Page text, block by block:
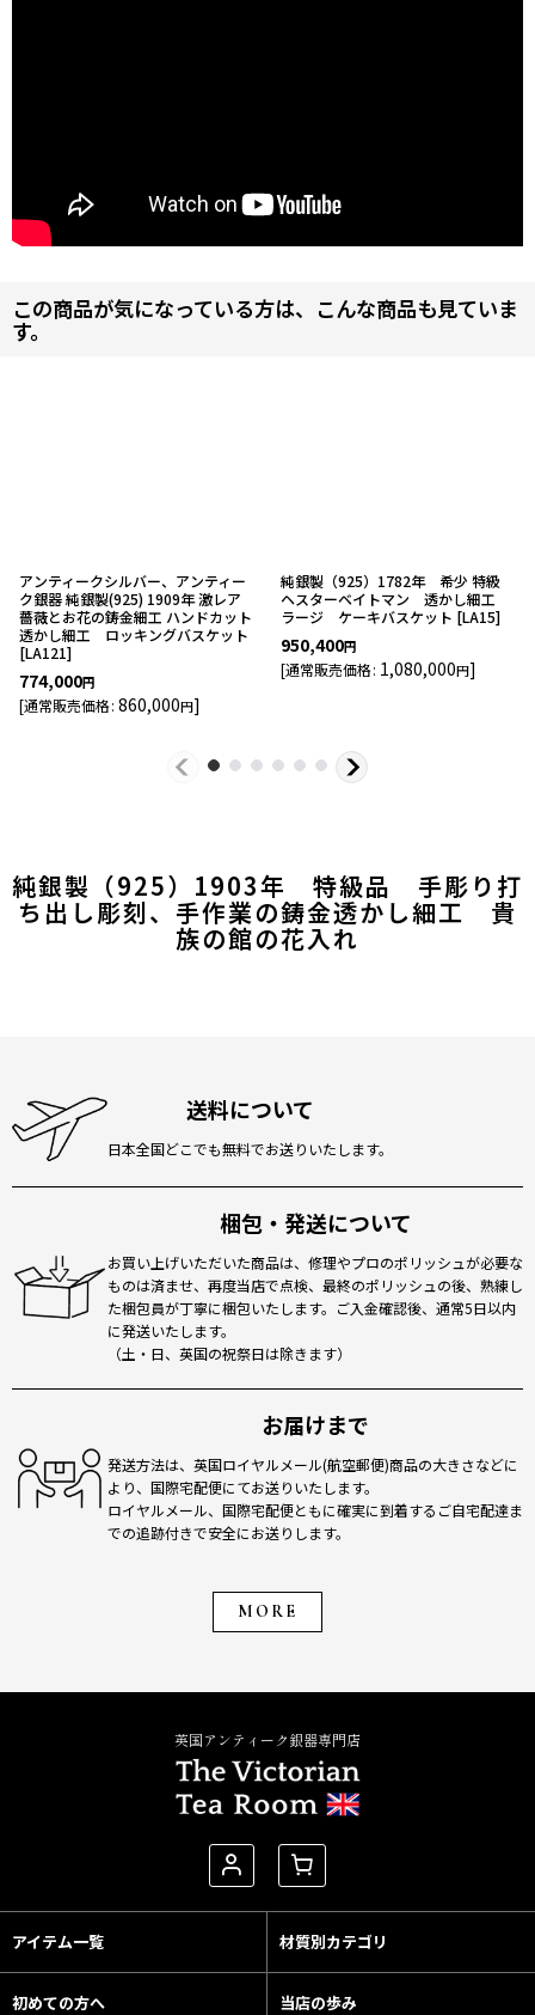
純銀製（925）1903年 特級品 手彫り打
ち出し彫刻、手作業の鋳金透かし細工 貴
族の館の花入れ
この商品が気になっている方は、こんな商品も見ていま
す。
アンティークシルバー、アンティー
ク銀器 純銀製(925) 1909年 激レア
薔薇とお花の鋳金細工 ハンドカット
透かし細工 ロッキングバスケット
[LA121]
774,000円
[通常販売価格: 860,000円]
純銀製（925）1782年 希少 特級
ヘスターベイトマン 透かし細工
ラージ ケーキバスケット [LA15]
950,400円
[通常販売価格: 1,080,000円]
送料について
日本全国どこでも無料でお送りいたします。
梱包・発送について
お買い上げいただいた商品は、修理やプロのポリッシュが必要な
ものは済ませ、再度当店で点検、最終のポリッシュの後、熟練し
た梱包員が丁寧に梱包いたします。ご入金確認後、通常5日以内
に発送いたします。
（土・日、英国の祝祭日は除きます）
お届けまで
発送方法は、英国ロイヤルメール(航空郵便)商品の大きさなどに
より、国際宅配便にてお送りいたします。
ロイヤルメール、国際宅配便ともに確実に到着するご自宅配達ま
での追跡付きで安全にお送りします。
MORE
英国アンティーク銀器専門店
アイテム一覧 材質別カテゴリ
初めての方へ 当店の歩み